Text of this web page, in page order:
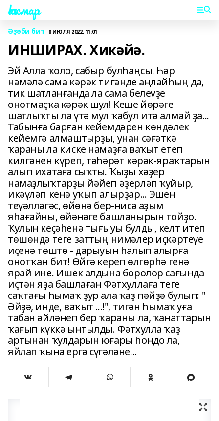
Һаҡмар
Әҙәби бит 8 ИЮЛЯ 2022, 11:01
ИНШИРАХ. Хикәйә.
Эй Алла ҡоло, сабыр булһаңсы! Һәр
нәмәлә сама кәрәк тигәнде аңлайһың да,
тик шатланғанда ла сама белеүҙе
онотмаҫҡа кәрәк шул! Кеше йөрәге
шатлыҡты ла үтә мул ҡабул итә алмай ҙа...
Табынға барған кейемдәрен көндәлек
кейемгә алмаштырҙы, унан сәғәткә
ҡараны ла киске намаҙға ваҡыт етеп
килгәнен күреп, тәһәрәт кәрәк-яраҡтарын
алып ихатаға сыҡты. Ҡыҙы хәҙер
намаҙлыҡтарҙы йәйеп әҙерләп ҡуйыр,
икәүләп кенә уҡып алырҙар... Эшен
теүәлләгәс, өйөнә бер-нисә аҙым
яһағайны, өйәнәге башланырын тойҙо.
Ҡулын кеҫәһенә тығыуы булды, келт итеп
төшөндә теге заттың нимәлер иҫкәртеүе
иҫенә төштө - дарыуын һалып алырға
онотҡан бит! Өйгә кереп өлгөрһә генә
ярай ине. Ишек алдына боролор сағында
иҫтән яҙа башлаған Фәтхуллаға теге
саҡтағы һымаҡ ҙур ала ҡаҙ пәйҙә булып: "
Әйҙә, инде, ваҡыт ...!", тигән һымаҡ уға
табан әйләнеп бер ҡараны ла, ҡанаттарын
ҡағып күккә ынтылды. Фәтхулла ҡаҙ
артынан ҡулдарын юғары һондо ла,
яйлап ҡына ергә сүгәләне...